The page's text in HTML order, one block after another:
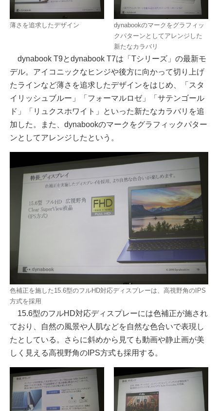
薄さを追求したデザイン
dynabookのマークをグラフィッ
クパターンとしてアレンジした
新たなカラバリ
dynabook T9とdynabook T7は「Tシリーズ」の最新モ
デル。アイコニックなヒンジや後方に向かって切り上げ
たラインなど薄さを追求したデザインをはじめ、「スタ
イリッシュブルー」「フォーマルロゼ」「サテンゴール
ド」「リュクスホワイト」といった新たなカラバリを追
加した。また、dynabookのマークをグラフィックパター
ンとしてアレンジしたという。
色補正を施した15.6型のフルHD対応ディスプレーは、高視野角のIPS
方式を採用
15.6型のフルHD対応ディスプレーには色補正が施され
ており、自然の風景や人肌などを自然な色合いで表現し
たとしている。さらに斜めから見ても動画や静止画が美
しく見える高視野角のIPS方式も採用する。